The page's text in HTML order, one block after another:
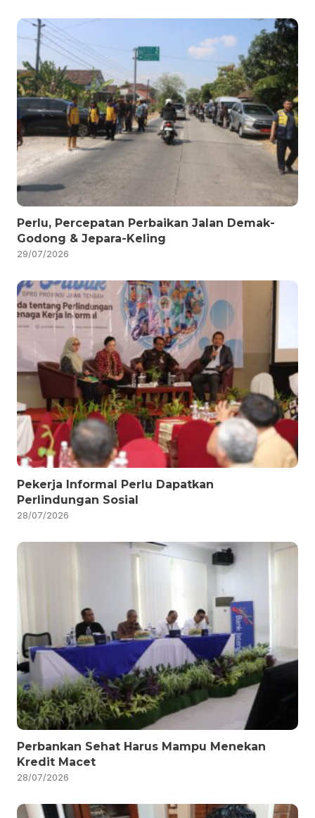
Perlu, Percepatan Perbaikan Jalan Demak-
Godong & Jepara-Keling
29/07/2026
Pekerja Informal Perlu Dapatkan
Perlindungan Sosial
28/07/2026
Perbankan Sehat Harus Mampu Menekan
Kredit Macet
28/07/2026